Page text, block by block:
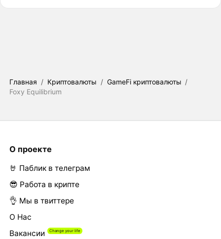
Главная / Криптовалюты / GameFi криптовалюты /
Foxy Equilibrium
О проекте
🤘 Паблик в телеграм
😎 Работа в крипте
👌 Мы в твиттере
О Нас
Вакансии